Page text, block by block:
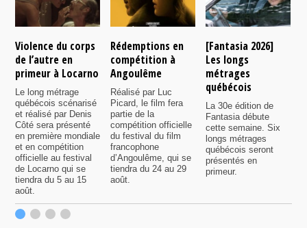
Violence du corps
de l’autre en
primeur à Locarno
Le long métrage
québécois scénarisé
et réalisé par Denis
Côté sera présenté
en première mondiale
et en compétition
officielle au festival
de Locarno qui se
tiendra du 5 au 15
août.
Rédemptions en
compétition à
Angoulême
Réalisé par Luc
Picard, le film fera
partie de la
compétition officielle
du festival du film
francophone
d’Angoulême, qui se
tiendra du 24 au 29
août.
[Fantasia 2026]
Les longs
métrages
québécois
La 30e édition de
Fantasia débute
cette semaine. Six
longs métrages
québécois seront
présentés en
primeur.